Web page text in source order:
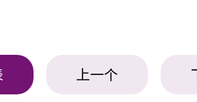
上一个